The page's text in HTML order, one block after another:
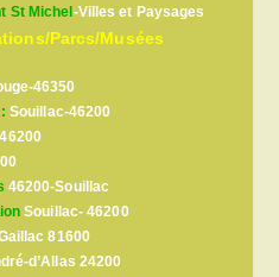
St Michel -Villes et Paysages
Parcs/Musées
46350
Souillac-46200
46200-Souillac
Souillac- 46200
81600
d’Allas 24200